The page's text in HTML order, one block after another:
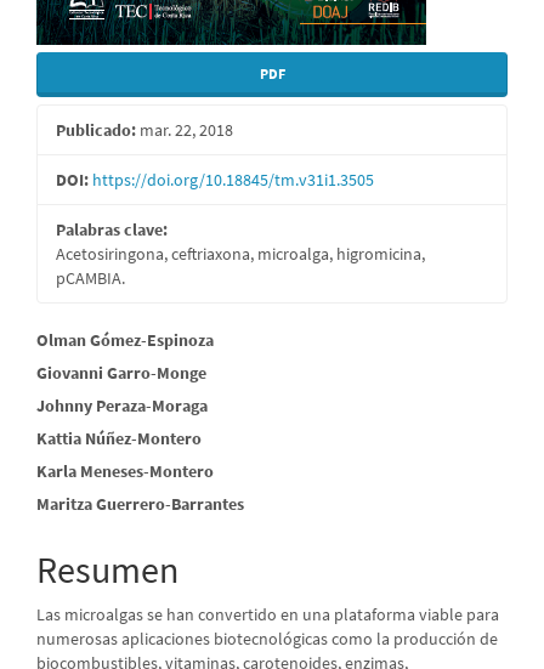
PDF
Publicado: mar. 22, 2018
DOI: https://doi.org/10.18845/tm.v31i1.3505
Palabras clave:
Acetosiringona, ceftriaxona, microalga, higromicina,
pCAMBIA.
Contenido
principal
del
artículo
Olman Gómez-Espinoza
Giovanni Garro-Monge
Johnny Peraza-Moraga
Kattia Núñez-Montero
Karla Meneses-Montero
Maritza Guerrero-Barrantes
Resumen
Las microalgas se han convertido en una plataforma viable para
numerosas aplicaciones biotecnológicas como la producción de
biocombustibles, vitaminas, carotenoides, enzimas,